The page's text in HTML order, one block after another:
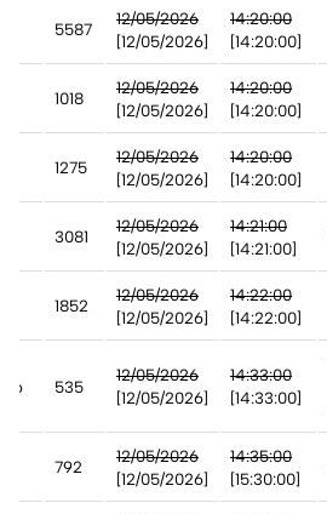
5587
12/05/2026
[12/05/2026]
14:20:00
[14:20:00]
1018
12/05/2026
[12/05/2026]
14:20:00
[14:20:00]
1275
12/05/2026
[12/05/2026]
14:20:00
[14:20:00]
3081
12/05/2026
[12/05/2026]
14:21:00
[14:21:00]
1852
12/05/2026
[12/05/2026]
14:22:00
[14:22:00]
535
12/05/2026
[12/05/2026]
14:33:00
[14:33:00]
792
12/05/2026
[12/05/2026]
14:35:00
[15:30:00]